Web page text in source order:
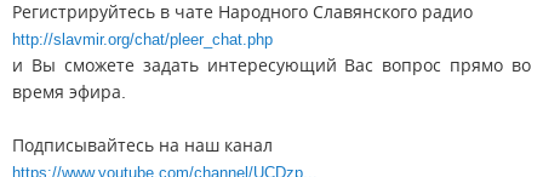
Регистрируйтесь в чате Народного Славянского радио
http://slavmir.org/chat/pleer_chat.php
и Вы сможете задать интересующий Вас вопрос прямо во
время эфира.
Подписывайтесь на наш канал
https://www.youtube.com/channel/UCDzp...